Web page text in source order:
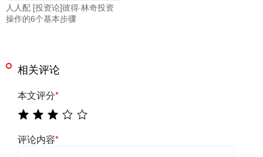
人人配 [投资论]彼得·林奇投资
操作的6个基本步骤
相关评论
本文评分*
评论内容*